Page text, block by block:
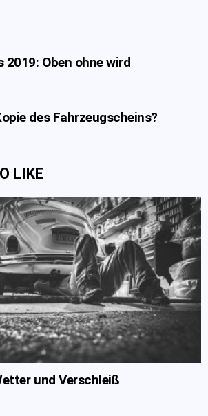
2019: Oben ohne wird
des Fahrzeugscheins?
LIKE
und Verschleiß